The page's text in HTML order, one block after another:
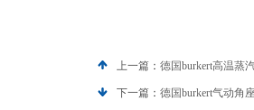
上一篇： 德国burkert高温蒸
下一篇： 德国burkert气动角